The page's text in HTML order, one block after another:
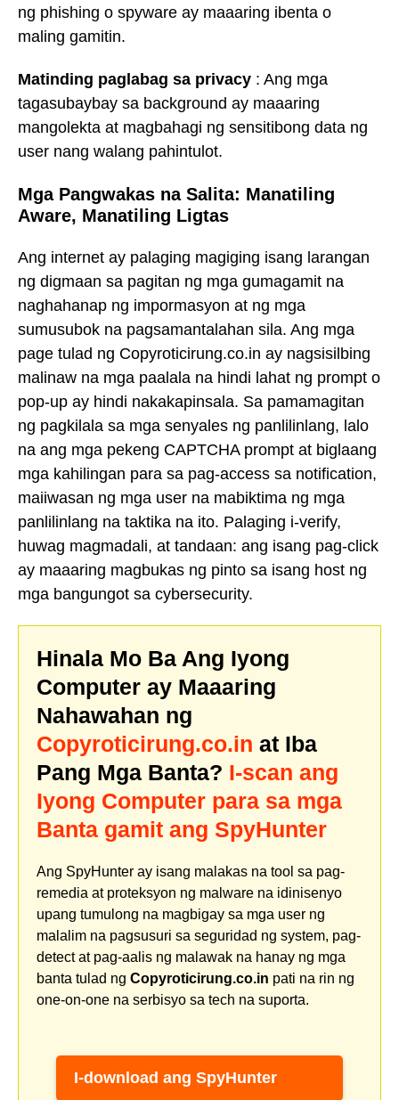
ng phishing o spyware ay maaaring ibenta o
maling gamitin.
Matinding paglabag sa privacy : Ang mga
tagasubaybay sa background ay maaaring
mangolekta at magbahagi ng sensitibong data ng
user nang walang pahintulot.
Mga Pangwakas na Salita: Manatiling
Aware, Manatiling Ligtas
Ang internet ay palaging magiging isang larangan
ng digmaan sa pagitan ng mga gumagamit na
naghahanap ng impormasyon at ng mga
sumusubok na pagsamantalahan sila. Ang mga
page tulad ng Copyroticirung.co.in ay nagsisilbing
malinaw na mga paalala na hindi lahat ng prompt o
pop-up ay hindi nakakapinsala. Sa pamamagitan
ng pagkilala sa mga senyales ng panlilinlang, lalo
na ang mga pekeng CAPTCHA prompt at biglaang
mga kahilingan para sa pag-access sa notification,
maiiwasan ng mga user na mabiktima ng mga
panlilinlang na taktika na ito. Palaging i-verify,
huwag magmadali, at tandaan: ang isang pag-click
ay maaaring magbukas ng pinto sa isang host ng
mga bangungot sa cybersecurity.
Hinala Mo Ba Ang Iyong
Computer ay Maaaring
Nahawahan ng
Copyroticirung.co.in at Iba
Pang Mga Banta? I-scan ang
Iyong Computer para sa mga
Banta gamit ang SpyHunter
Ang SpyHunter ay isang malakas na tool sa pag-
remedia at proteksyon ng malware na idinisenyo
upang tumulong na magbigay sa mga user ng
malalim na pagsusuri sa seguridad ng system, pag-
detect at pag-aalis ng malawak na hanay ng mga
banta tulad ng Copyroticirung.co.in pati na rin ng
one-on-one na serbisyo sa tech na suporta.
I-download ang SpyHunter